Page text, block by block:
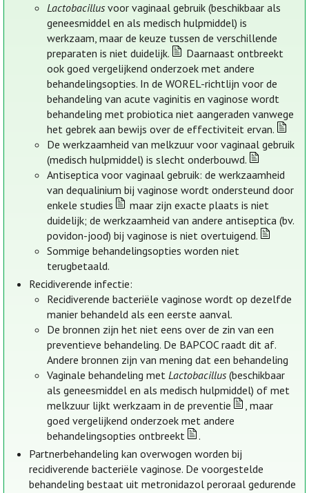
Lactobacillus voor vaginaal gebruik (beschikbaar als
geneesmiddel en als medisch hulpmiddel) is
werkzaam, maar de keuze tussen de verschillende
preparaten is niet duidelijk.
Daarnaast ontbreekt
ook goed vergelijkend onderzoek met andere
behandelingsopties. In de WOREL-richtlijn voor de
behandeling van acute vaginitis en vaginose wordt
behandeling met probiotica niet aangeraden vanwege
het gebrek aan bewijs over de effectiviteit ervan.
De werkzaamheid van melkzuur voor vaginaal gebruik
(medisch hulpmiddel) is slecht onderbouwd.
Antiseptica voor vaginaal gebruik: de werkzaamheid
van dequalinium bij vaginose wordt ondersteund door
enkele studies
maar zijn exacte plaats is niet
duidelijk; de werkzaamheid van andere antiseptica (bv.
povidon-jood) bij vaginose is niet overtuigend.
Sommige behandelingsopties worden niet
terugbetaald.
Recidiverende infectie:
Recidiverende bacteriële vaginose wordt op dezelfde
manier behandeld als een eerste aanval.
De bronnen zijn het niet eens over de zin van een
preventieve behandeling. De BAPCOC raadt dit af.
Andere bronnen zijn van mening dat een behandeling
Vaginale behandeling metLactobacillus (beschikbaar
als geneesmiddel en als medisch hulpmiddel) of met
melkzuur lijkt werkzaam in de preventie
, maar
goed vergelijkend onderzoek met andere
behandelingsopties ontbreekt
.
Partnerbehandeling kan overwogen worden bij
recidiverende bacteriële vaginose. De voorgestelde
behandeling bestaat uit metronidazol peroraal gedurende